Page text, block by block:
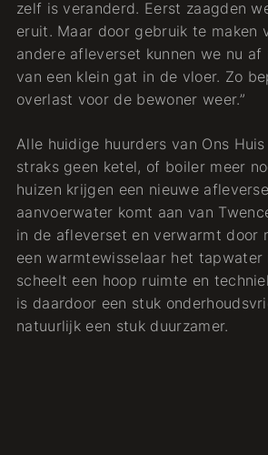
zelf is veranderd. Eerst zaagden
eruit. Maar door gebruik te maken
andere afleverset kunnen we nu
van een klein gat in de vloer. Zo
overlast voor de bewoner weer.”
Alle huidige huurders van Ons
straks geen ketel, of boiler meer
huizen krijgen een nieuwe
aanvoerwater komt aan van
in de afleverset en verwarmt door
een warmtewisselaar het tapwater
scheelt een hoop ruimte en
is daardoor een stuk
natuurlijk een stuk duurzamer.